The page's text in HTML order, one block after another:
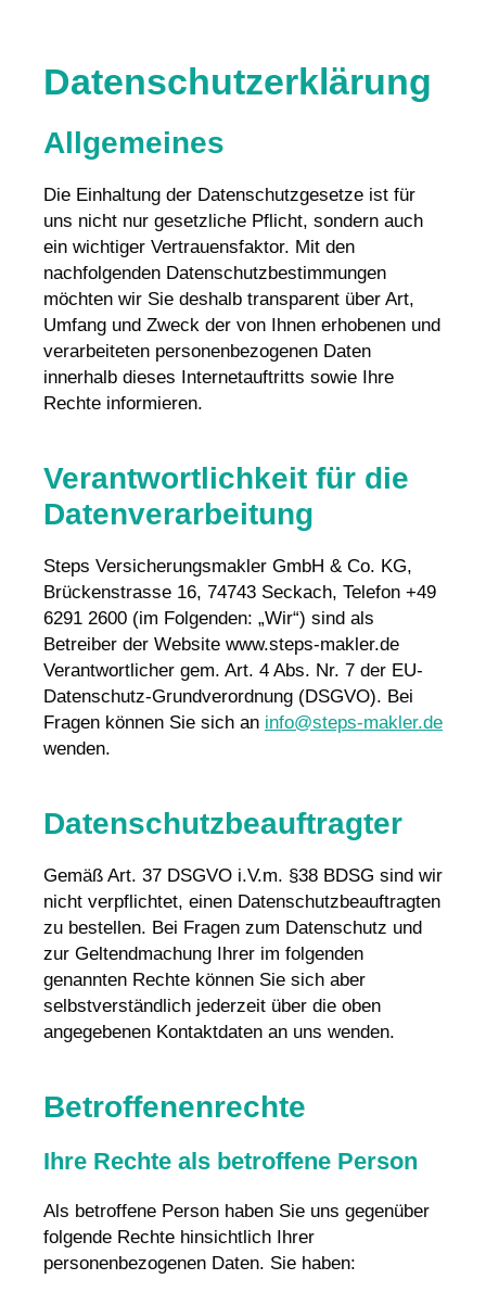
Datenschutzerklärung
Allgemeines
Die Einhaltung der Datenschutzgesetze ist für
uns nicht nur gesetzliche Pflicht, sondern auch
ein wichtiger Vertrauensfaktor. Mit den
nachfolgenden Datenschutzbestimmungen
möchten wir Sie deshalb transparent über Art,
Umfang und Zweck der von Ihnen erhobenen und
verarbeiteten personenbezogenen Daten
innerhalb dieses Internetauftritts sowie Ihre
Rechte informieren.
Verantwortlichkeit für die
Datenverarbeitung
Steps Ver­sicherungs­makler GmbH & Co. KG,
Brückenstrasse 16, 74743 Seckach, Telefon +49
6291 2600 (im Folgenden: „Wir“) sind als
Betreiber der Website www.steps-makler.de
Verantwortlicher gem. Art. 4 Abs. Nr. 7 der EU-
Datenschutz-Grundverordnung (DSGVO). Bei
Fragen können Sie sich an info@steps-makler.de
wenden.
Datenschutzbeauftragter
Gemäß Art. 37 DSGVO i.V.m. §38 BDSG sind wir
nicht verpflichtet, einen Datenschutzbeauftragten
zu bestellen. Bei Fragen zum Datenschutz und
zur Geltendmachung Ihrer im folgenden
genannten Rechte können Sie sich aber
selbstverständlich jederzeit über die oben
angegebenen Kontaktdaten an uns wenden.
Betroffenenrechte
Ihre Rechte als betroffene Person
Als betroffene Person haben Sie uns gegenüber
folgende Rechte hinsichtlich Ihrer
personenbezogenen Daten. Sie haben: